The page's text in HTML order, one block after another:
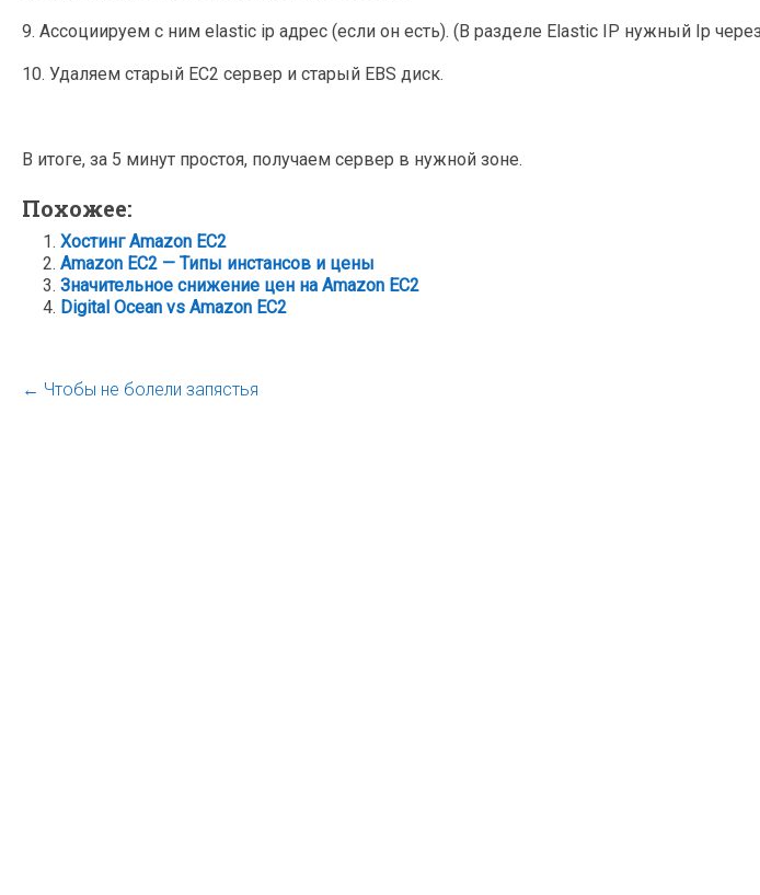
9. Aссоциируем с ним elastic ip адрес (если он есть). (В разделе Elastic IP нужный Ip
10. Удаляем старый EC2 сервер и старый EBS диск.
В итоге, за 5 минут простоя, получаем сервер в нужной зоне.
Похожее:
Хостинг Amazon EC2
Amazon EC2 — Типы инстансов и цены
Значительное снижение цен на Amazon EC2
Digital Ocean vs Amazon EC2
← Чтобы не болели запястья